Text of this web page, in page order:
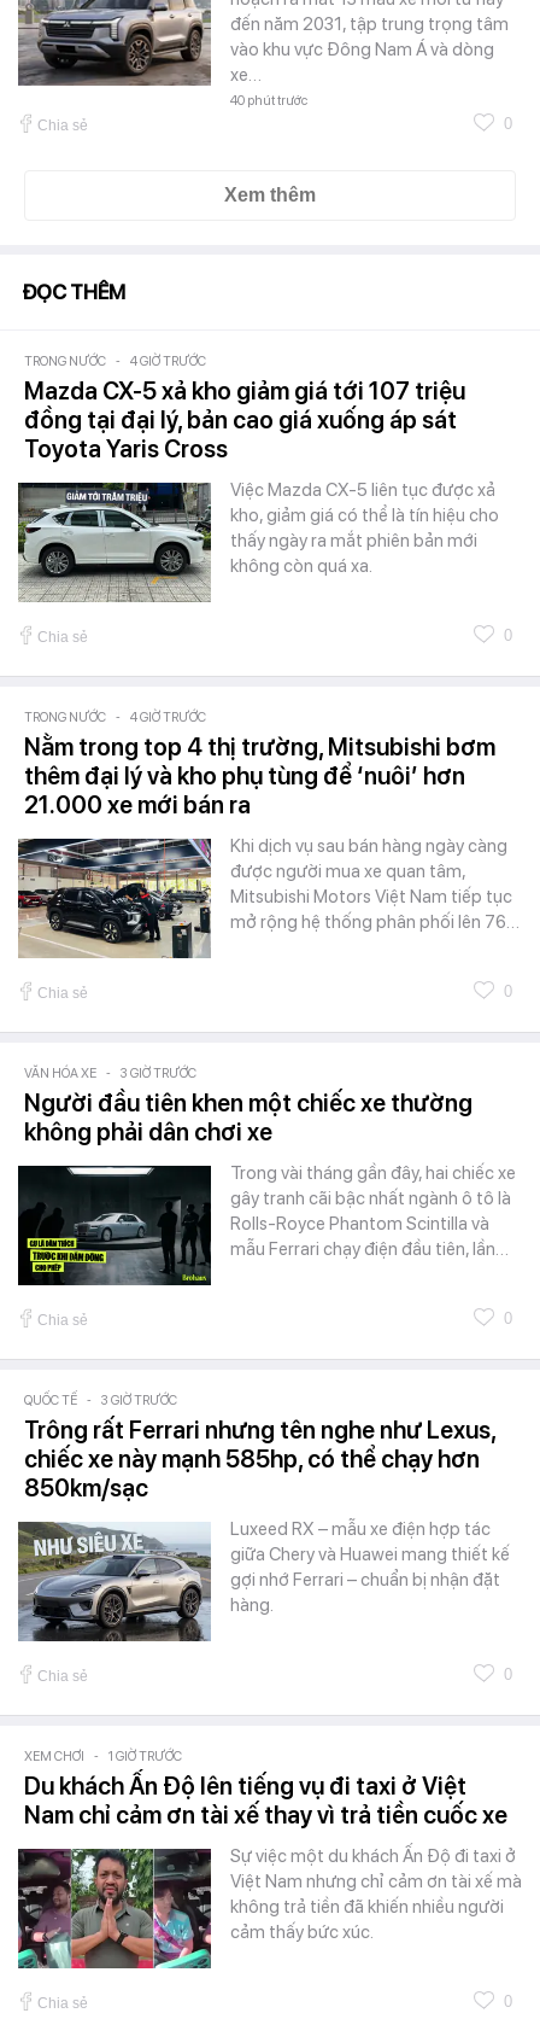
đến năm 2031, tập trung trọng tâm
vào khu vực Đông Nam Á và dòng
xe…
40 phút trước
Chia sẻ 0
Xem thêm
ĐỌC THÊM
TRONG NƯỚC - 4 GIỜ TRƯỚC
Mazda CX-5 xả kho giảm giá tới 107 triệu
đồng tại đại lý, bản cao giá xuống áp sát
Toyota Yaris Cross
Việc Mazda CX-5 liên tục được xả
kho, giảm giá có thể là tín hiệu cho
thấy ngày ra mắt phiên bản mới
không còn quá xa.
Chia sẻ 0
TRONG NƯỚC - 4 GIỜ TRƯỚC
Nằm trong top 4 thị trường, Mitsubishi bơm
thêm đại lý và kho phụ tùng để ‘nuôi’ hơn
21.000 xe mới bán ra
Khi dịch vụ sau bán hàng ngày càng
được người mua xe quan tâm,
Mitsubishi Motors Việt Nam tiếp tục
mở rộng hệ thống phân phối lên 76…
Chia sẻ 0
VĂN HÓA XE - 3 GIỜ TRƯỚC
Người đầu tiên khen một chiếc xe thường
không phải dân chơi xe
Trong vài tháng gần đây, hai chiếc xe
gây tranh cãi bậc nhất ngành ô tô là
Rolls-Royce Phantom Scintilla và
mẫu Ferrari chạy điện đầu tiên, lần…
Chia sẻ 0
QUỐC TẾ - 3 GIỜ TRƯỚC
Trông rất Ferrari nhưng tên nghe như Lexus,
chiếc xe này mạnh 585hp, có thể chạy hơn
850km/sạc
Luxeed RX – mẫu xe điện hợp tác
giữa Chery và Huawei mang thiết kế
gợi nhớ Ferrari – chuẩn bị nhận đặt
hàng.
Chia sẻ 0
XEM CHƠI - 1 GIỜ TRƯỚC
Du khách Ấn Độ lên tiếng vụ đi taxi ở Việt
Nam chỉ cảm ơn tài xế thay vì trả tiền cuốc xe
Sự việc một du khách Ấn Độ đi taxi ở
Việt Nam nhưng chỉ cảm ơn tài xế mà
không trả tiền đã khiến nhiều người
cảm thấy bức xúc.
Chia sẻ 0